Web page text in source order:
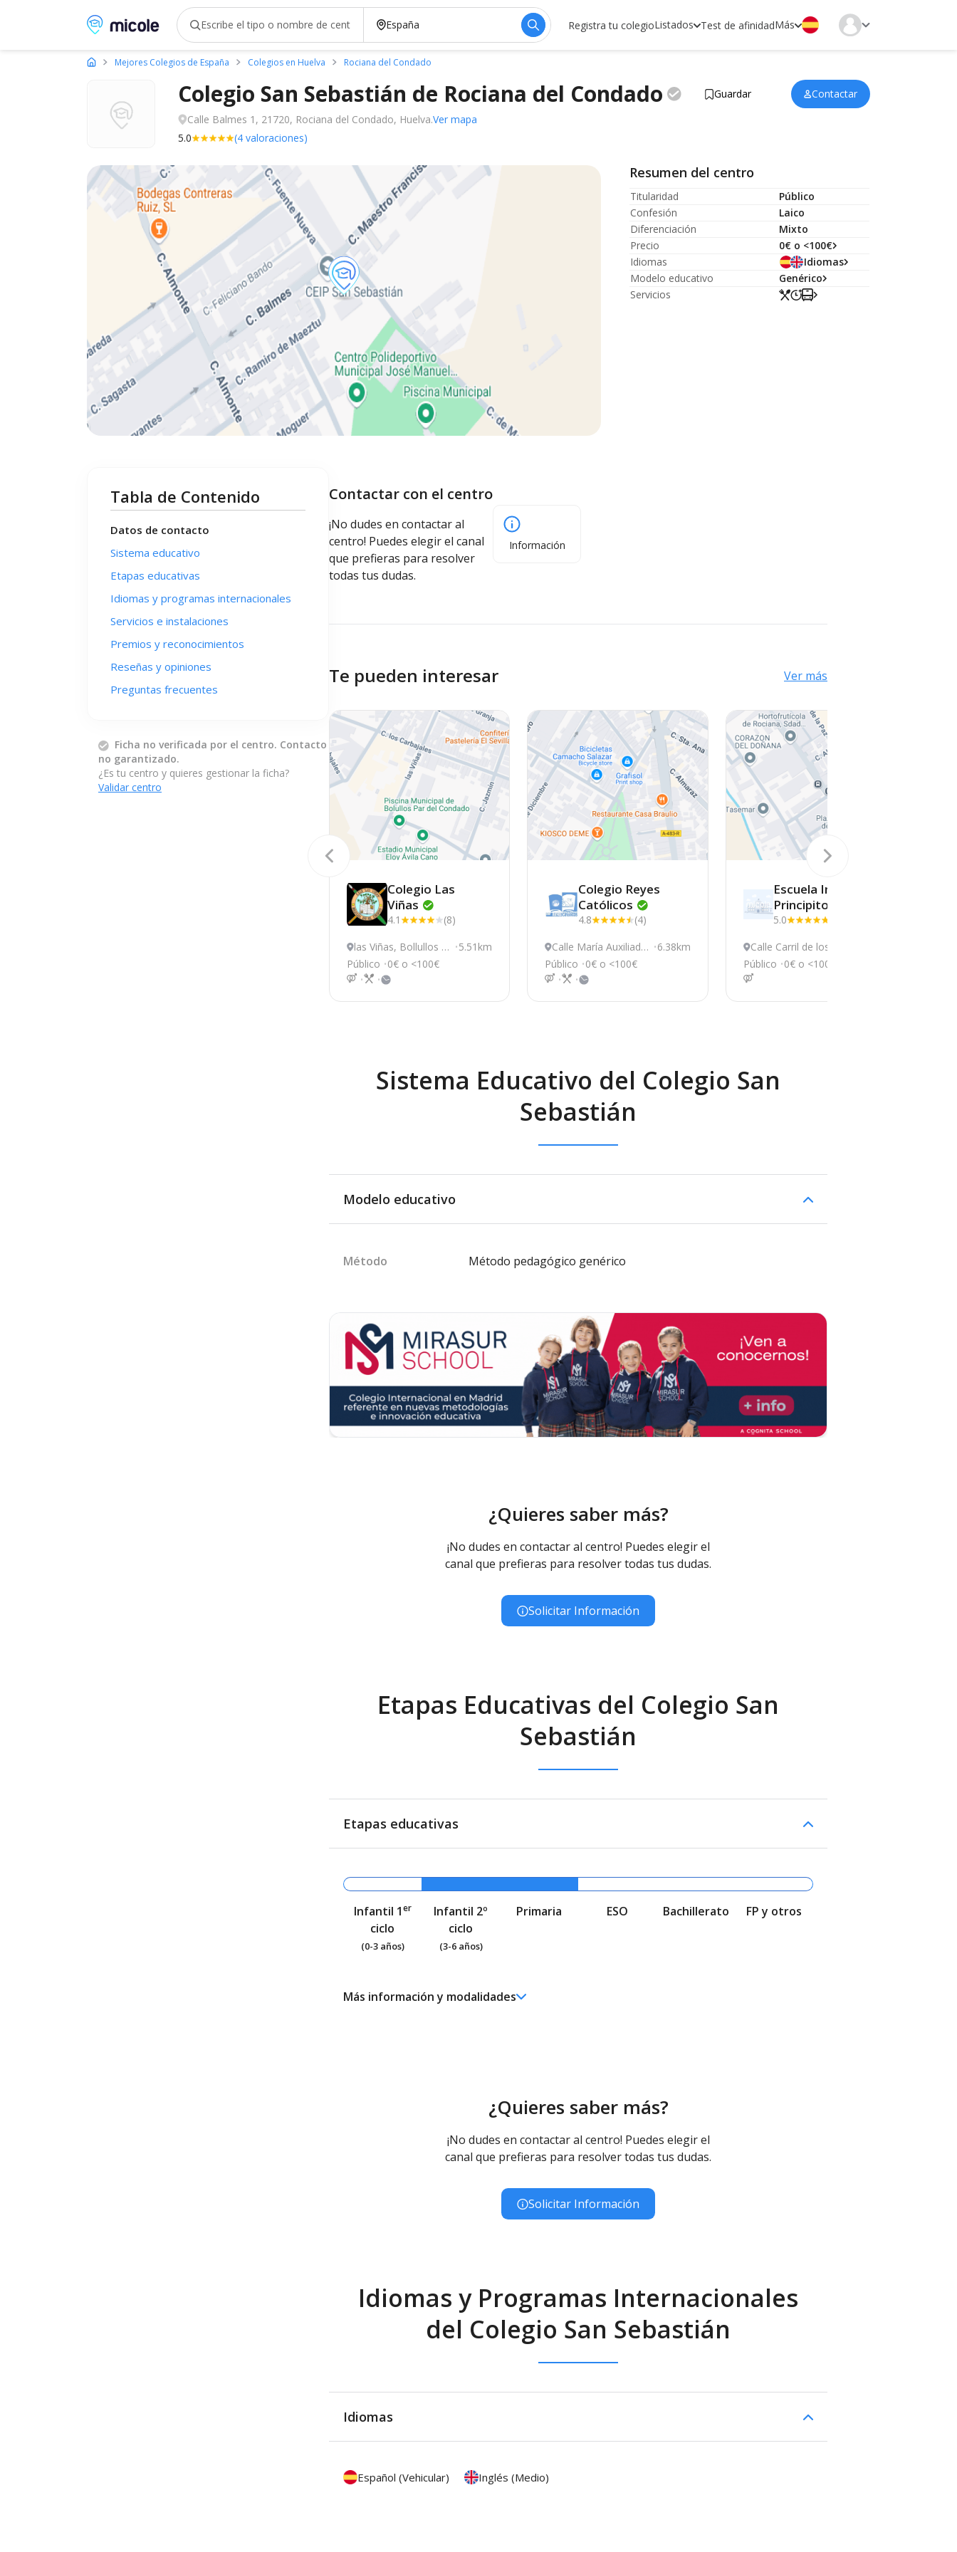
Micole, buscador de colegios Registra tu colegioListados Test de afinidadMás
Mejores Colegios de España Colegios en Huelva Rociana del Condado
Colegio San Sebastián de Rociana del Condado Guardar
Contactar
Calle Balmes 1, 21720, Rociana del Condado, Huelva.Ver mapa
5.0
(4 valoraciones)
Resumen del centro
Titularidad
Público
Confesión
Laico
Diferenciación
Mixto
Precio
0€ o <100€
Idiomas
Idiomas
Modelo educativo
Genérico
Servicios
Tabla de Contenido
Datos de contacto
Sistema educativo
Etapas educativas
Idiomas y programas internacionales
Servicios e instalaciones
Premios y reconocimientos
Reseñas y opiniones
Preguntas frecuentes
Ficha no verificada por el centro. Contacto
no garantizado.
¿Es tu centro y quieres gestionar la ficha?
Validar centro
Contactar con el centro
¡No dudes en contactar al
centro! Puedes elegir el canal
que prefieras para resolver
todas tus dudas.
Información
Te pueden interesar Ver más
Colegio Las
Viñas
4.1
(8)
las Viñas, Bollullos P
ar del Condado
5.51km
Público
0€ o <100€
Colegio Reyes
Católicos
4.8
(4)
Calle María Auxiliado
ra 26, Bollullos Par d
el Condado
6.38km
Público
0€ o <100€
Escuela Infantil El
Principito
5.0
Calle Carril de los Mo
riscos, Rociana del C
ondado
Público
0€ o <100€
Sistema Educativo del Colegio San
Sebastián
Modelo educativo
Método Método pedagógico genérico
¿Quieres saber más?
¡No dudes en contactar al centro! Puedes elegir el
canal que prefieras para resolver todas tus dudas.
Solicitar Información
Etapas Educativas del Colegio San
Sebastián
Etapas educativas
Infantil 1er
ciclo
(0-3 años)
Infantil 2º
ciclo
(3-6 años)
Primaria ESO Bachillerato FP y otros
Más información y modalidades
Educación Especial (Inespecífica) - Diurno (Presencial)
¿Quieres saber más?
¡No dudes en contactar al centro! Puedes elegir el
canal que prefieras para resolver todas tus dudas.
Solicitar Información
Idiomas y Programas Internacionales
del Colegio San Sebastián
Idiomas
Español (Vehicular) Inglés (Medio)